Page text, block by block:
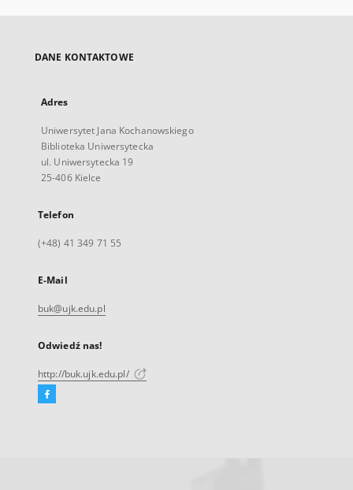
DANE KONTAKTOWE
Adres
Uniwersytet Jana Kochanowskiego
Biblioteka Uniwersytecka
ul. Uniwersytecka 19
25-406 Kielce
Telefon
(+48) 41 349 71 55
E-Mail
buk@ujk.edu.pl
Odwiedź nas!
http://buk.ujk.edu.pl/
Facebook